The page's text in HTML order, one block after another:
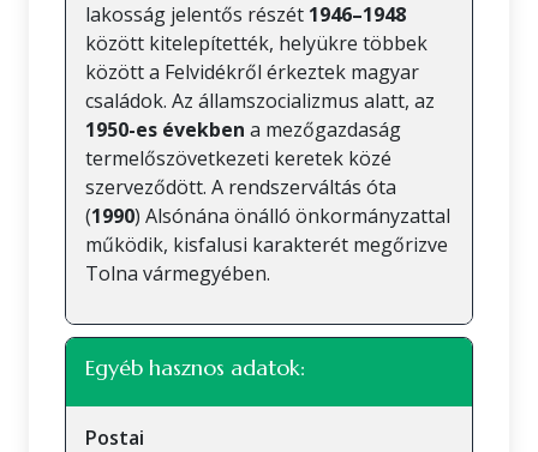
lakosság jelentős részét 1946–1948
között kitelepítették, helyükre többek
között a Felvidékről érkeztek magyar
családok. Az államszocializmus alatt, az
1950-es években a mezőgazdaság
termelőszövetkezeti keretek közé
szerveződött. A rendszerváltás óta
(1990) Alsónána önálló önkormányzattal
működik, kisfalusi karakterét megőrizve
Tolna vármegyében.
Egyéb hasznos adatok:
Postai